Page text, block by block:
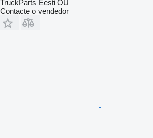
TruckParts Eesti OÜ
Contacte o vendedor